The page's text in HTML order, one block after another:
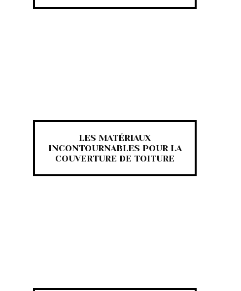
LES MATÉRIAUX
INCONTOURNABLES POUR LA
COUVERTURE DE TOITURE